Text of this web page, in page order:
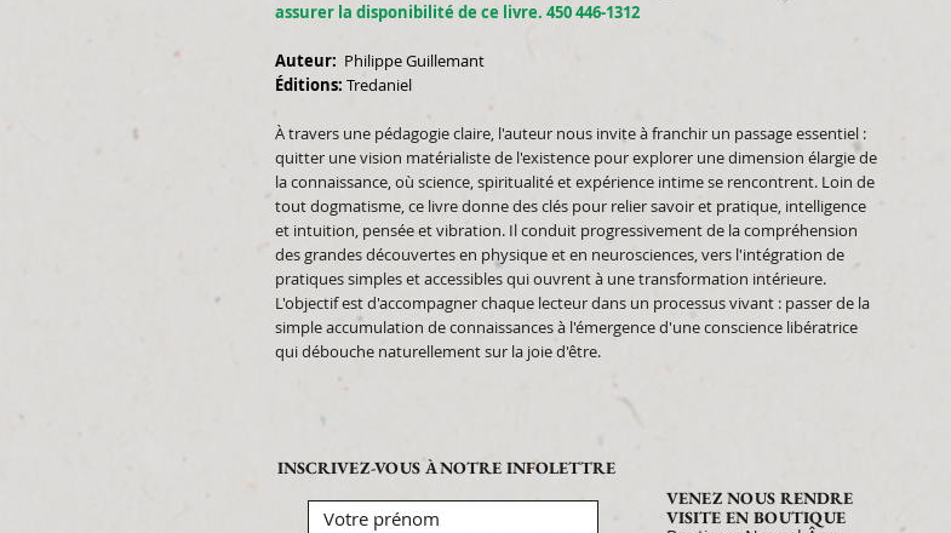
assurer la disponibilité de ce livre. 450 446-1312
Auteur: Philippe Guillemant
Éditions: Tredaniel
À travers une pédagogie claire, l'auteur nous invite à franchir un passage essentiel :
quitter une vision matérialiste de l'existence pour explorer une dimension élargie de
la connaissance, où science, spiritualité et expérience intime se rencontrent. Loin de
tout dogmatisme, ce livre donne des clés pour relier savoir et pratique, intelligence
et intuition, pensée et vibration. Il conduit progressivement de la compréhension
des grandes découvertes en physique et en neurosciences, vers l'intégration de
pratiques simples et accessibles qui ouvrent à une transformation intérieure.
L'objectif est d'accompagner chaque lecteur dans un processus vivant : passer de la
simple accumulation de connaissances à l'émergence d'une conscience libératrice
qui débouche naturellement sur la joie d'être.
INSCRIVEZ-VOUS À NOTRE INFOLETTRE
VENEZ NOUS RENDRE
VISITE EN BOUTIQUE